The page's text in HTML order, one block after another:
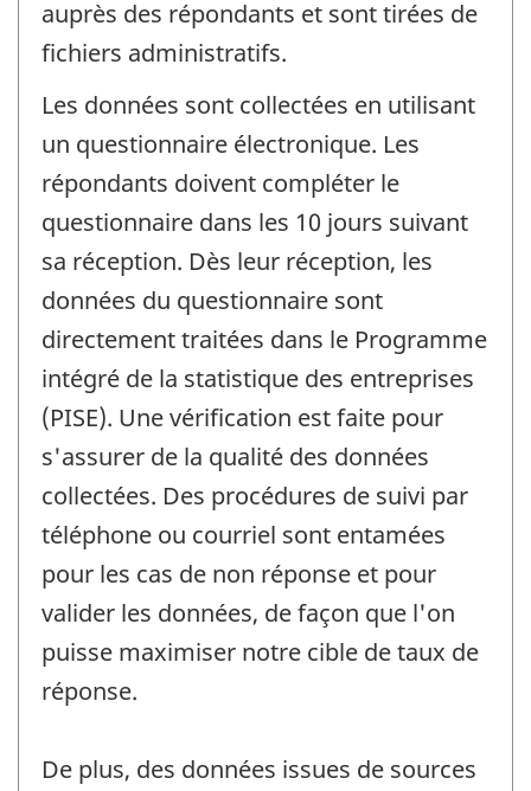
auprès des répondants et sont tirées de
fichiers administratifs.
Les données sont collectées en utilisant
un questionnaire électronique. Les
répondants doivent compléter le
questionnaire dans les 10 jours suivant
sa réception. Dès leur réception, les
données du questionnaire sont
directement traitées dans le Programme
intégré de la statistique des entreprises
(PISE). Une vérification est faite pour
s'assurer de la qualité des données
collectées. Des procédures de suivi par
téléphone ou courriel sont entamées
pour les cas de non réponse et pour
valider les données, de façon que l'on
puisse maximiser notre cible de taux de
réponse.
De plus, des données issues de sources